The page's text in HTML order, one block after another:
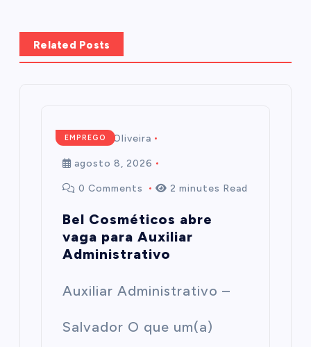
Related Posts
EMPREGO
Mairim de Oliveira
agosto 8, 2026
0 Comments 2 minutes Read
Bel Cosméticos abre
vaga para Auxiliar
Administrativo
Auxiliar Administrativo –
Salvador O que um(a)